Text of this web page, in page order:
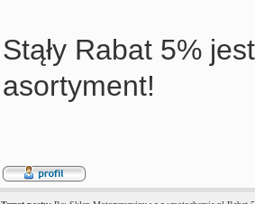
Stąły Rabat 5%
asortyment!